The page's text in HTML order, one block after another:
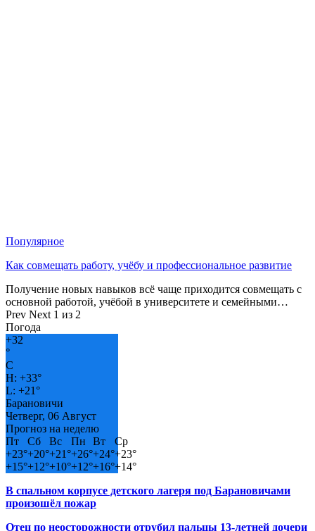
Популярное
Как совмещать работу, учёбу и профессиональное развитие
Получение новых навыков всё чаще приходится совмещать с
основной работой, учёбой в университете и семейными…
Prev Next 1 из 2
Погода
+32
°
C
H: +33°
L: +21°
Барановичи
Четверг, 06 Август
Прогноз на неделю
Пт
Сб Вс Пн Вт
Ср
+23°+20°+21°+26°+24°+23°
+15°+12°+10°+12°+16°+14°
В спальном корпусе детского лагеря под Барановичами
произошёл пожар
Отец по неосторожности отрубил пальцы 13-летней дочери